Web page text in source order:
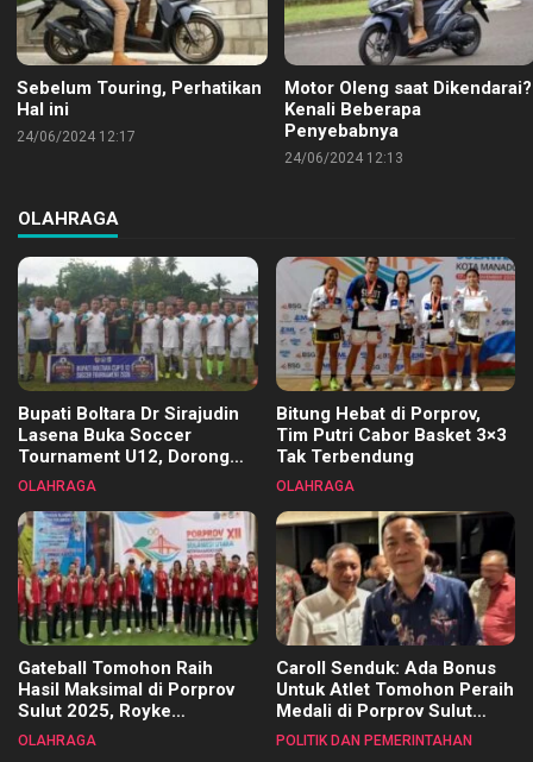
Sebelum Touring, Perhatikan
Hal ini
24/06/2024 12:17
Motor Oleng saat Dikendarai?
Kenali Beberapa
Penyebabnya
24/06/2024 12:13
OLAHRAGA
Bupati Boltara Dr Sirajudin
Lasena Buka Soccer
Tournament U12, Dorong
Pembinaan Merata di Setiap
OLAHRAGA
Bitung Hebat di Porprov,
Tim Putri Cabor Basket 3×3
Tak Terbendung
OLAHRAGA
Gateball Tomohon Raih
Hasil Maksimal di Porprov
Sulut 2025, Royke
Tangkawarouw Ucapkan
OLAHRAGA
Caroll Senduk: Ada Bonus
Untuk Atlet Tomohon Peraih
Medali di Porprov Sulut
2025
POLITIK DAN PEMERINTAHAN